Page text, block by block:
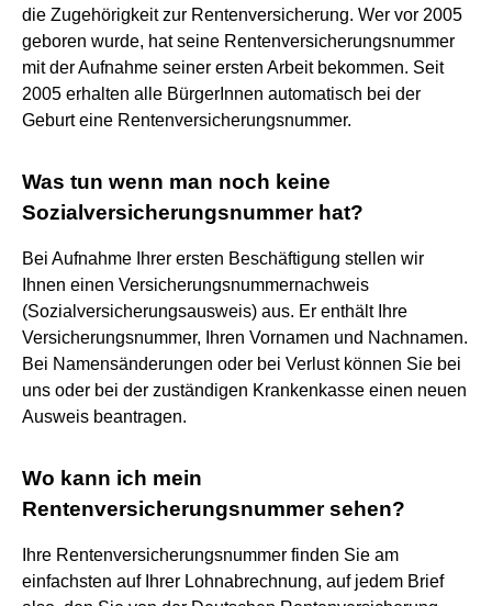
die Zugehörigkeit zur Rentenversicherung. Wer vor 2005
geboren wurde, hat seine Rentenversicherungsnummer
mit der Aufnahme seiner ersten Arbeit bekommen. Seit
2005 erhalten alle BürgerInnen automatisch bei der
Geburt eine Rentenversicherungsnummer.
Was tun wenn man noch keine
Sozialversicherungsnummer hat?
Bei Aufnahme Ihrer ersten Beschäftigung stellen wir
Ihnen einen Versicherungsnummernachweis
(Sozialversicherungsausweis) aus. Er enthält Ihre
Versicherungsnummer, Ihren Vornamen und Nachnamen.
Bei Namensänderungen oder bei Verlust können Sie bei
uns oder bei der zuständigen Krankenkasse einen neuen
Ausweis beantragen.
Wo kann ich mein
Rentenversicherungsnummer sehen?
Ihre Rentenversicherungsnummer finden Sie am
einfachsten auf Ihrer Lohnabrechnung, auf jedem Brief